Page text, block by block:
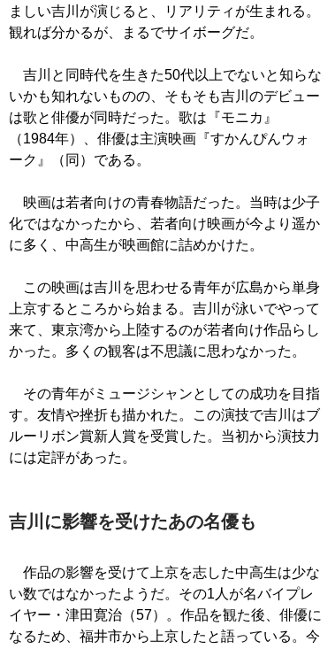
ましい吉川が演じると、リアリティが生まれる。
観れば分かるが、まるでサイボーグだ。
吉川と同時代を生きた50代以上でないと知らな
いかも知れないものの、そもそも吉川のデビュー
は歌と俳優が同時だった。歌は『モニカ』
（1984年）、俳優は主演映画『すかんぴんウォ
ーク』（同）である。
映画は若者向けの青春物語だった。当時は少子
化ではなかったから、若者向け映画が今より遥か
に多く、中高生が映画館に詰めかけた。
この映画は吉川を思わせる青年が広島から単身
上京するところから始まる。吉川が泳いでやって
来て、東京湾から上陸するのが若者向け作品らし
かった。多くの観客は不思議に思わなかった。
その青年がミュージシャンとしての成功を目指
す。友情や挫折も描かれた。この演技で吉川はブ
ルーリボン賞新人賞を受賞した。当初から演技力
には定評があった。
吉川に影響を受けたあの名優も
作品の影響を受けて上京を志した中高生は少な
い数ではなかったようだ。その1人が名バイプレ
イヤー・津田寛治（57）。作品を観た後、俳優に
なるため、福井市から上京したと語っている。今